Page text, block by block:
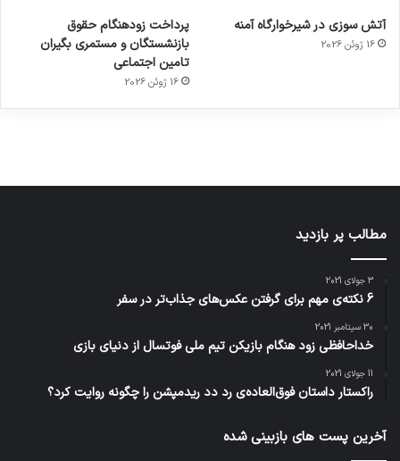
آتش سوزی در شیرخوارگاه آمنه
16 ژوئن 2026
پرداخت زودهنگام حقوق
بازنشستگان و مستمری بگیران
تامین اجتماعی
16 ژوئن 2026
برای
کشف
توسط
مجازی
…
ساعت
هوشمند
با طعم
توسط
ژاکت
در
های
2023
توسط
مطالب پر بازدید
3 جولای 2021
6 نکته‌ی مهم برای گرفتن عکس‌های جذاب‌تر در سفر
30 سپتامبر 2021
خداحافظی زود هنگام بازیکن تیم ملی فوتسال از دنیای بازی
11 جولای 2021
راکستار داستان فوق‌العاده‌ی رد دد ریدمپشن را چگونه روایت کرد؟
آخرین پست های بازبینی شده